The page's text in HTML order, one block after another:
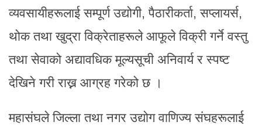
व्यवसायीहरूलाई सम्पूर्ण उद्योगी, पैठारीकर्ता, सप्लायर्स,
थोक तथा खुद्रा विक्रेताहरूले आफूले विक्री गर्ने वस्तु
तथा सेवाको अद्यावधिक मूल्यसूची अनिवार्य र स्पष्ट
देखिने गरी राख्न आग्रह गरेको छ ।
महासंघले जिल्ला तथा नगर उद्योग वाणिज्य संघहरूलाई